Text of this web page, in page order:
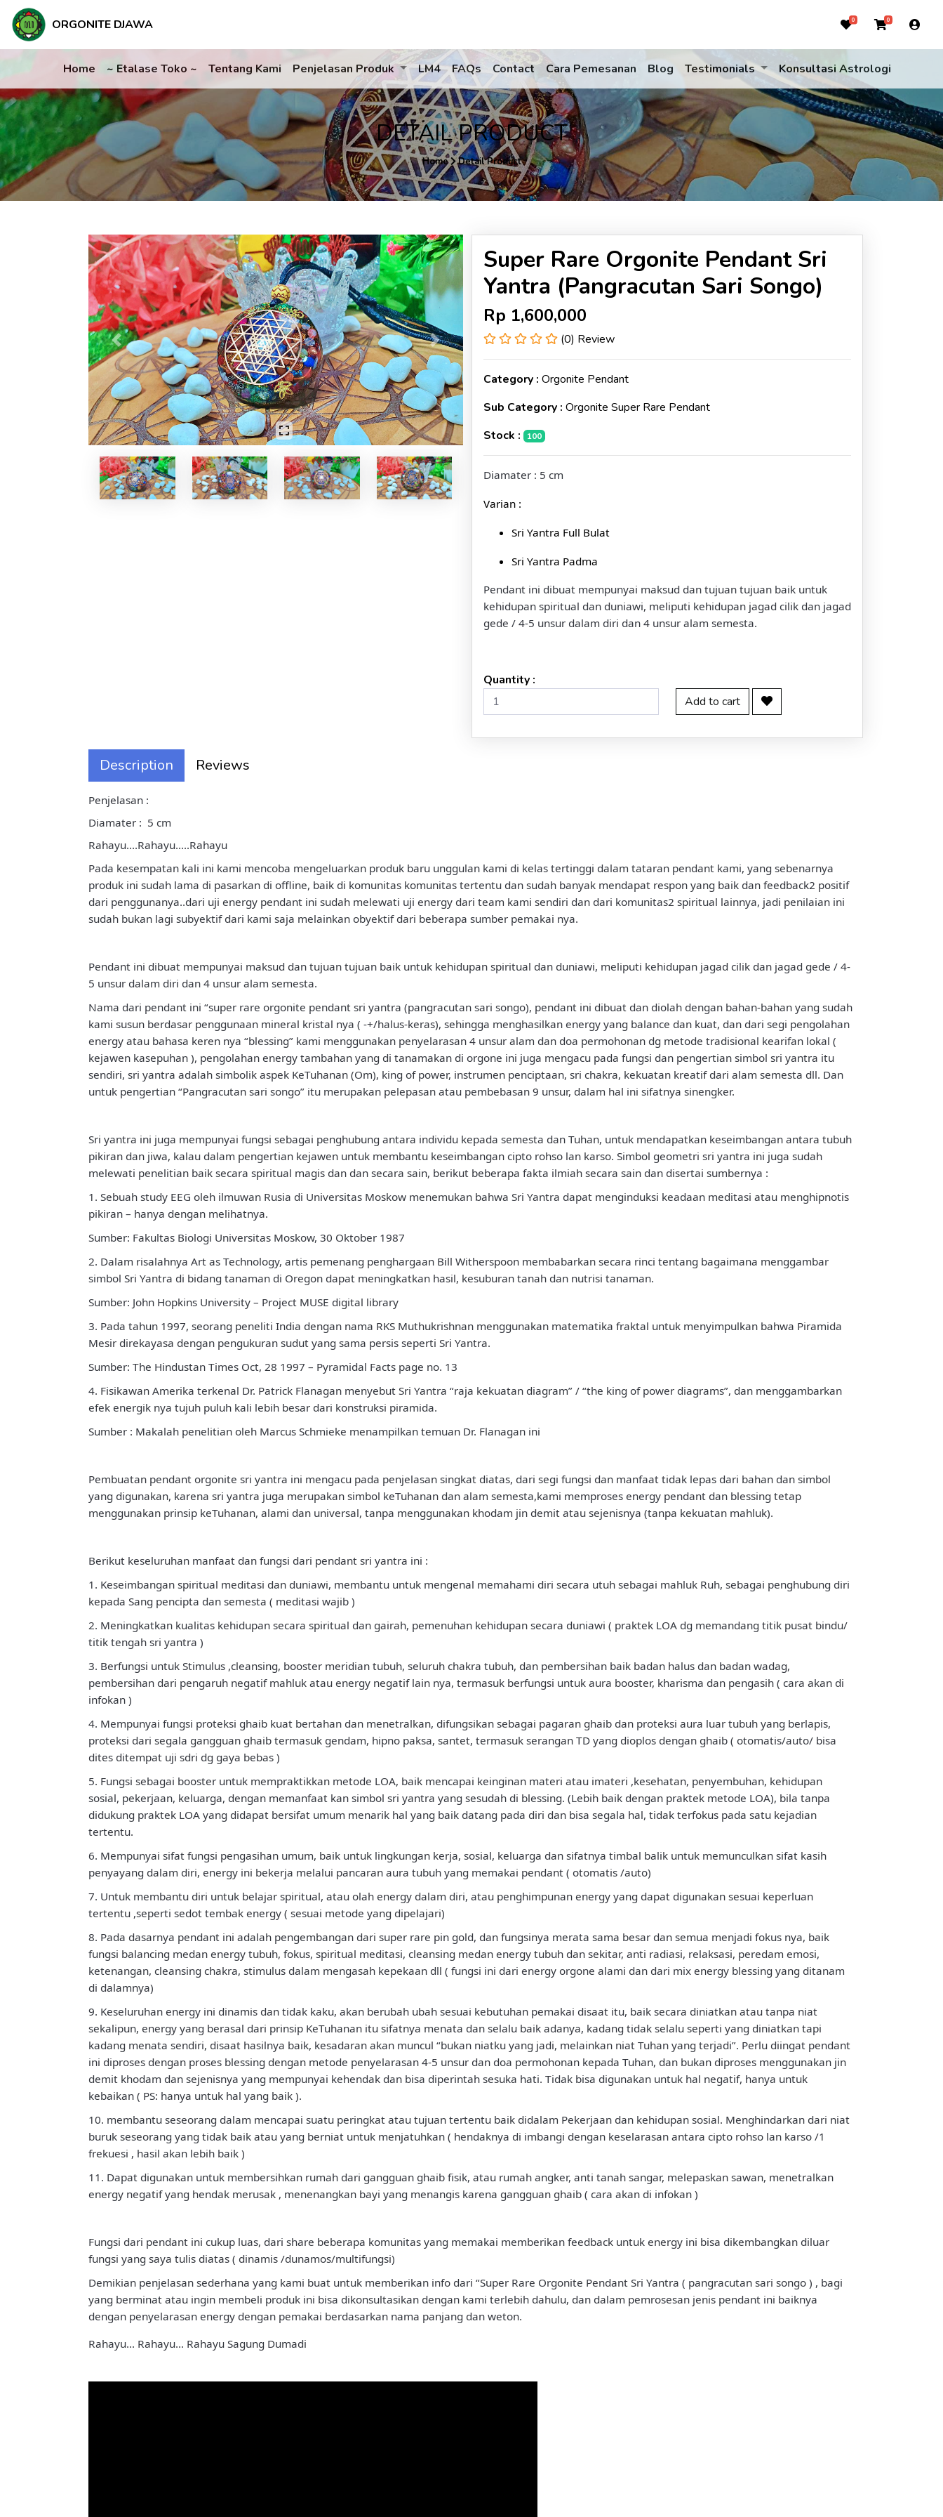
ORGONITE DJAWA 0 0
Home ~ Etalase Toko ~ Tentang Kami Penjelasan Produk LM4 FAQs Contact Cara Pemesanan Blog Testimonials Konsultasi Astrologi
DETAIL PRODUCT
Home Detail Product
Previous Next
Super Rare Orgonite Pendant Sri
Yantra (Pangracutan Sari Songo)
Rp 1,600,000
(0) Review
Category : Orgonite Pendant
Sub Category : Orgonite Super Rare Pendant
Stock :
100
Diamater : 5 cm
Varian :
Sri Yantra Full Bulat
Sri Yantra Padma
Pendant ini dibuat mempunyai maksud dan tujuan tujuan baik untuk
kehidupan spiritual dan duniawi, meliputi kehidupan jagad cilik dan jagad
gede / 4-5 unsur dalam diri dan 4 unsur alam semesta.
Quantity :
Add to cart
Description Reviews
Penjelasan :
Diamater : 5 cm
Rahayu....Rahayu.....Rahayu
Pada kesempatan kali ini kami mencoba mengeluarkan produk baru unggulan kami di kelas tertinggi dalam tataran pendant kami, yang sebenarnya
produk ini sudah lama di pasarkan di offline, baik di komunitas komunitas tertentu dan sudah banyak mendapat respon yang baik dan feedback2 positif
dari penggunanya..dari uji energy pendant ini sudah melewati uji energy dari team kami sendiri dan dari komunitas2 spiritual lainnya, jadi penilaian ini
sudah bukan lagi subyektif dari kami saja melainkan obyektif dari beberapa sumber pemakai nya.
Pendant ini dibuat mempunyai maksud dan tujuan tujuan baik untuk kehidupan spiritual dan duniawi, meliputi kehidupan jagad cilik dan jagad gede / 4-
5 unsur dalam diri dan 4 unsur alam semesta.
Nama dari pendant ini “super rare orgonite pendant sri yantra (pangracutan sari songo), pendant ini dibuat dan diolah dengan bahan-bahan yang sudah
kami susun berdasar penggunaan mineral kristal nya ( -+/halus-keras), sehingga menghasilkan energy yang balance dan kuat, dan dari segi pengolahan
energy atau bahasa keren nya “blessing” kami menggunakan penyelarasan 4 unsur alam dan doa permohonan dg metode tradisional kearifan lokal (
kejawen kasepuhan ), pengolahan energy tambahan yang di tanamakan di orgone ini juga mengacu pada fungsi dan pengertian simbol sri yantra itu
sendiri, sri yantra adalah simbolik aspek KeTuhanan (Om), king of power, instrumen penciptaan, sri chakra, kekuatan kreatif dari alam semesta dll. Dan
untuk pengertian “Pangracutan sari songo” itu merupakan pelepasan atau pembebasan 9 unsur, dalam hal ini sifatnya sinengker.
Sri yantra ini juga mempunyai fungsi sebagai penghubung antara individu kepada semesta dan Tuhan, untuk mendapatkan keseimbangan antara tubuh
pikiran dan jiwa, kalau dalam pengertian kejawen untuk membantu keseimbangan cipto rohso lan karso. Simbol geometri sri yantra ini juga sudah
melewati penelitian baik secara spiritual magis dan dan secara sain, berikut beberapa fakta ilmiah secara sain dan disertai sumbernya :
1. Sebuah study EEG oleh ilmuwan Rusia di Universitas Moskow menemukan bahwa Sri Yantra dapat menginduksi keadaan meditasi atau menghipnotis
pikiran – hanya dengan melihatnya.
Sumber: Fakultas Biologi Universitas Moskow, 30 Oktober 1987
2. Dalam risalahnya Art as Technology, artis pemenang penghargaan Bill Witherspoon membabarkan secara rinci tentang bagaimana menggambar
simbol Sri Yantra di bidang tanaman di Oregon dapat meningkatkan hasil, kesuburan tanah dan nutrisi tanaman.
Sumber: John Hopkins University – Project MUSE digital library
3. Pada tahun 1997, seorang peneliti India dengan nama RKS Muthukrishnan menggunakan matematika fraktal untuk menyimpulkan bahwa Piramida
Mesir direkayasa dengan pengukuran sudut yang sama persis seperti Sri Yantra.
Sumber: The Hindustan Times Oct, 28 1997 – Pyramidal Facts page no. 13
4. Fisikawan Amerika terkenal Dr. Patrick Flanagan menyebut Sri Yantra “raja kekuatan diagram” / “the king of power diagrams”, dan menggambarkan
efek energik nya tujuh puluh kali lebih besar dari konstruksi piramida.
Sumber : Makalah penelitian oleh Marcus Schmieke menampilkan temuan Dr. Flanagan ini
Pembuatan pendant orgonite sri yantra ini mengacu pada penjelasan singkat diatas, dari segi fungsi dan manfaat tidak lepas dari bahan dan simbol
yang digunakan, karena sri yantra juga merupakan simbol keTuhanan dan alam semesta,kami memproses energy pendant dan blessing tetap
menggunakan prinsip keTuhanan, alami dan universal, tanpa menggunakan khodam jin demit atau sejenisnya (tanpa kekuatan mahluk).
Berikut keseluruhan manfaat dan fungsi dari pendant sri yantra ini :
1. Keseimbangan spiritual meditasi dan duniawi, membantu untuk mengenal memahami diri secara utuh sebagai mahluk Ruh, sebagai penghubung diri
kepada Sang pencipta dan semesta ( meditasi wajib )
2. Meningkatkan kualitas kehidupan secara spiritual dan gairah, pemenuhan kehidupan secara duniawi ( praktek LOA dg memandang titik pusat bindu/
titik tengah sri yantra )
3. Berfungsi untuk Stimulus ,cleansing, booster meridian tubuh, seluruh chakra tubuh, dan pembersihan baik badan halus dan badan wadag,
pembersihan dari pengaruh negatif mahluk atau energy negatif lain nya, termasuk berfungsi untuk aura booster, kharisma dan pengasih ( cara akan di
infokan )
4. Mempunyai fungsi proteksi ghaib kuat bertahan dan menetralkan, difungsikan sebagai pagaran ghaib dan proteksi aura luar tubuh yang berlapis,
proteksi dari segala gangguan ghaib termasuk gendam, hipno paksa, santet, termasuk serangan TD yang dioplos dengan ghaib ( otomatis/auto/ bisa
dites ditempat uji sdri dg gaya bebas )
5. Fungsi sebagai booster untuk mempraktikkan metode LOA, baik mencapai keinginan materi atau imateri ,kesehatan, penyembuhan, kehidupan
sosial, pekerjaan, keluarga, dengan memanfaat kan simbol sri yantra yang sesudah di blessing. (Lebih baik dengan praktek metode LOA), bila tanpa
didukung praktek LOA yang didapat bersifat umum menarik hal yang baik datang pada diri dan bisa segala hal, tidak terfokus pada satu kejadian
tertentu.
6. Mempunyai sifat fungsi pengasihan umum, baik untuk lingkungan kerja, sosial, keluarga dan sifatnya timbal balik untuk memunculkan sifat kasih
penyayang dalam diri, energy ini bekerja melalui pancaran aura tubuh yang memakai pendant ( otomatis /auto)
7. Untuk membantu diri untuk belajar spiritual, atau olah energy dalam diri, atau penghimpunan energy yang dapat digunakan sesuai keperluan
tertentu ,seperti sedot tembak energy ( sesuai metode yang dipelajari)
8. Pada dasarnya pendant ini adalah pengembangan dari super rare pin gold, dan fungsinya merata sama besar dan semua menjadi fokus nya, baik
fungsi balancing medan energy tubuh, fokus, spiritual meditasi, cleansing medan energy tubuh dan sekitar, anti radiasi, relaksasi, peredam emosi,
ketenangan, cleansing chakra, stimulus dalam mengasah kepekaan dll ( fungsi ini dari energy orgone alami dan dari mix energy blessing yang ditanam
di dalamnya)
9. Keseluruhan energy ini dinamis dan tidak kaku, akan berubah ubah sesuai kebutuhan pemakai disaat itu, baik secara diniatkan atau tanpa niat
sekalipun, energy yang berasal dari prinsip KeTuhanan itu sifatnya menata dan selalu baik adanya, kadang tidak selalu seperti yang diniatkan tapi
kadang menata sendiri, disaat hasilnya baik, kesadaran akan muncul “bukan niatku yang jadi, melainkan niat Tuhan yang terjadi”. Perlu diingat pendant
ini diproses dengan proses blessing dengan metode penyelarasan 4-5 unsur dan doa permohonan kepada Tuhan, dan bukan diproses menggunakan jin
demit khodam dan sejenisnya yang mempunyai kehendak dan bisa diperintah sesuka hati. Tidak bisa digunakan untuk hal negatif, hanya untuk
kebaikan ( PS: hanya untuk hal yang baik ).
10. membantu seseorang dalam mencapai suatu peringkat atau tujuan tertentu baik didalam Pekerjaan dan kehidupan sosial. Menghindarkan dari niat
buruk seseorang yang tidak baik atau yang berniat untuk menjatuhkan ( hendaknya di imbangi dengan keselarasan antara cipto rohso lan karso /1
frekuesi , hasil akan lebih baik )
11. Dapat digunakan untuk membersihkan rumah dari gangguan ghaib fisik, atau rumah angker, anti tanah sangar, melepaskan sawan, menetralkan
energy negatif yang hendak merusak , menenangkan bayi yang menangis karena gangguan ghaib ( cara akan di infokan )
Fungsi dari pendant ini cukup luas, dari share beberapa komunitas yang memakai memberikan feedback untuk energy ini bisa dikembangkan diluar
fungsi yang saya tulis diatas ( dinamis /dunamos/multifungsi)
Demikian penjelasan sederhana yang kami buat untuk memberikan info dari “Super Rare Orgonite Pendant Sri Yantra ( pangracutan sari songo ) , bagi
yang berminat atau ingin membeli produk ini bisa dikonsultasikan dengan kami terlebih dahulu, dan dalam pemrosesan jenis pendant ini baiknya
dengan penyelarasan energy dengan pemakai berdasarkan nama panjang dan weton.
Rahayu… Rahayu… Rahayu Sagung Dumadi